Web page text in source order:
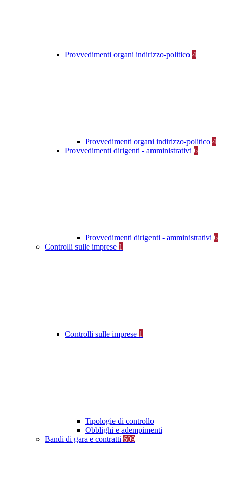
Provvedimenti organi indirizzo-politico 4
Provvedimenti organi indirizzo-politico 4
Provvedimenti dirigenti - amministrativi 6
Provvedimenti dirigenti - amministrativi 6
Controlli sulle imprese 1
Controlli sulle imprese 1
Tipologie di controllo
Obblighi e adempimenti
Bandi di gara e contratti 609